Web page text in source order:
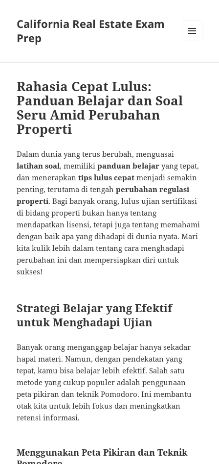
California Real Estate Exam
Prep
Rahasia Cepat Lulus:
Panduan Belajar dan Soal
Seru Amid Perubahan
Properti
Dalam dunia yang terus berubah, menguasai
latihan soal, memilikipanduan belajar yang tepat,
dan menerapkantips lulus cepat menjadi semakin
penting, terutama di tengahperubahan regulasi
properti. Bagi banyak orang, lulus ujian sertifikasi
di bidang properti bukan hanya tentang
mendapatkan lisensi, tetapi juga tentang memahami
dengan baik apa yang dihadapi di dunia nyata. Mari
kita kulik lebih dalam tentang cara menghadapi
perubahan ini dan mempersiapkan diri untuk
sukses!
Strategi Belajar yang Efektif
untuk Menghadapi Ujian
Banyak orang menganggap belajar hanya sekadar
hapal materi. Namun, dengan pendekatan yang
tepat, kamu bisa belajar lebih efektif. Salah satu
metode yang cukup populer adalah penggunaan
peta pikiran dan teknik Pomodoro. Ini membantu
otak kita untuk lebih fokus dan meningkatkan
retensi informasi.
Menggunakan Peta Pikiran dan Teknik